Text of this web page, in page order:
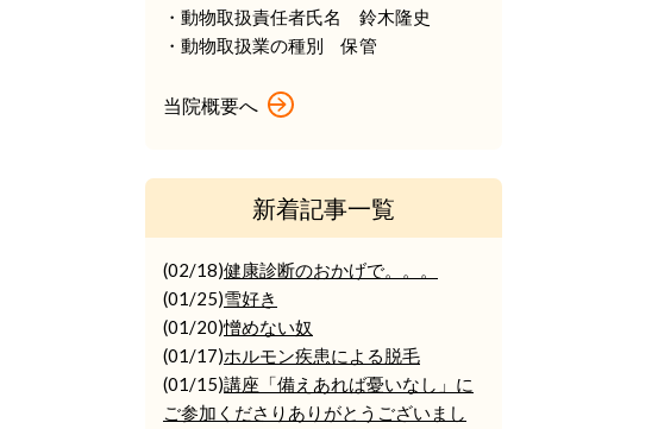
・動物取扱責任者氏名 鈴木隆史
・動物取扱業の種別 保管
当院概要へ
新着記事一覧
(02/18)健康診断のおかげで。。。
(01/25)雪好き
(01/20)憎めない奴
(01/17)ホルモン疾患による脱毛
(01/15)講座「備えあれば憂いなし」に
ご参加くださりありがとうございまし